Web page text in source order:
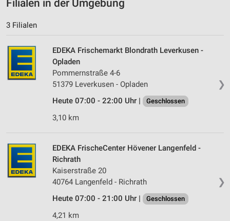
Filialen in der Umgebung
3 Filialen
❯
EDEKA Frischemarkt Blondrath Leverkusen -
Opladen
Pommernstraße 4-6
51379 Leverkusen - Opladen
Heute 07:00 - 22:00 Uhr |
Geschlossen
3,10 km
❯
EDEKA FrischeCenter Hövener Langenfeld -
Richrath
Kaiserstraße 20
40764 Langenfeld - Richrath
Heute 07:00 - 21:00 Uhr |
Geschlossen
4,21 km